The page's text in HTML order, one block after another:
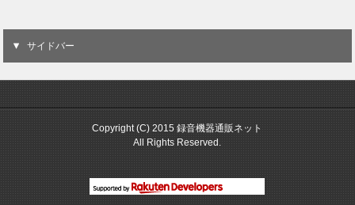
サイドバー
Copyright (C) 2015 録音機器通販ネット
All Rights Reserved.